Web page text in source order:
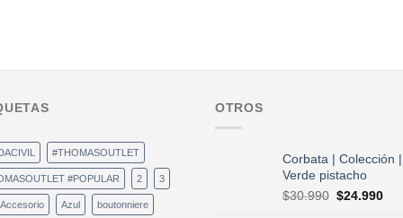
#THOMASOUTLET
#POPULAR 2 3
Accesorio Azul boutonniere
OTROS
Corbata | Colección |
Verde pistacho
$30.990 El
$24.990El